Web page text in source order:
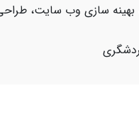
سازی وب سایت،